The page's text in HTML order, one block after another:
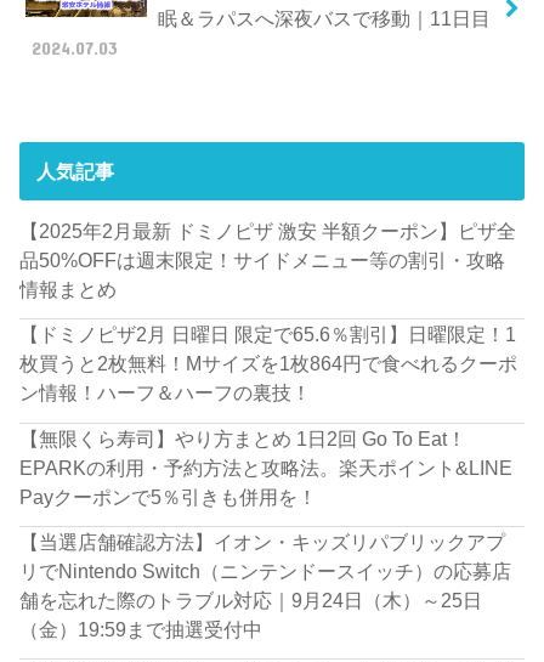
眠＆ラパスへ深夜バスで移動｜11日目
2024.07.03
人気記事
【2025年2月最新 ドミノピザ 激安 半額クーポン】ピザ全
品50%OFFは週末限定！サイドメニュー等の割引・攻略
情報まとめ
【ドミノピザ2月 日曜日 限定で65.6％割引】日曜限定！1
枚買うと2枚無料！Mサイズを1枚864円で食べれるクーポ
ン情報！ハーフ＆ハーフの裏技！
【無限くら寿司】やり方まとめ 1日2回 Go To Eat！
EPARKの利用・予約方法と攻略法。楽天ポイント&LINE
Payクーポンで5％引きも併用を！
【当選店舗確認方法】イオン・キッズリパブリックアプ
リでNintendo Switch（ニンテンドースイッチ）の応募店
舗を忘れた際のトラブル対応｜9月24日（木）～25日
（金）19:59まで抽選受付中